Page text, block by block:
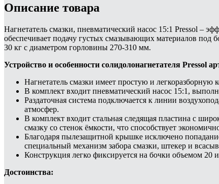
Описание товара
Нагнетатель смазки, пневматический насос 15:1 Pressol –
обеспечивает подачу густых смазывающих материалов под
30 кг с диаметром горловины 270-310 мм.
Устройство и особенности солидолонагнетателя Pressol
Нагнетатель смазки имеет простую и
В комплект входит пневматический насос 15:1,
Раздаточная система подключается к линии
атмосфер.
В комплект входит стальная следящая пластина с
смазку со стенок ёмкости, что способствует
Благодаря пылезащитной крышке исключено
специальный механизм забора смазки, штекер и
Конструкция легко фиксируется на бочки объемом 20
Достоинства: